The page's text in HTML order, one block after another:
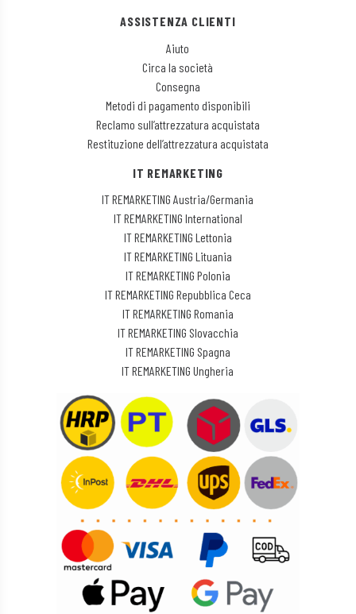
ASSISTENZA CLIENTI
Aiuto
Circa la società
Consegna
Metodi di pagamento disponibili
Reclamo sull’attrezzatura acquistata
Restituzione dell’attrezzatura acquistata
IT REMARKETING
IT REMARKETING Austria/Germania
IT REMARKETING International
IT REMARKETING Lettonia
IT REMARKETING Lituania
IT REMARKETING Polonia
IT REMARKETING Repubblica Ceca
IT REMARKETING Romania
IT REMARKETING Slovacchia
IT REMARKETING Spagna
IT REMARKETING Ungheria